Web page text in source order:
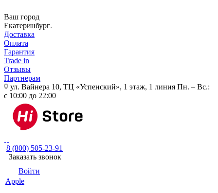
Ваш город
Екатеринбург
Доставка
Оплата
Гарантия
Trade in
Отзывы
Партнерам
ул. Вайнера 10, ТЦ «Успенский», 1 этаж, 1 линия Пн. – Вс.:
с 10:00 до 22:00
8 (800) 505-23-91
Заказать звонок
Войти
Apple